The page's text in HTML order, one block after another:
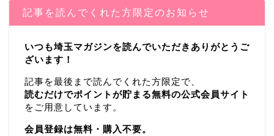
記事を読んでくれた方限定のお知らせ
いつも埼玉マガジンを読んでいただきありがとうご
ざいます！
記事を最後まで読んでくれた方限定で、
読むだけでポイントが貯まる無料の公式会員サイト
をご用意しています。
会員登録は無料・購入不要。